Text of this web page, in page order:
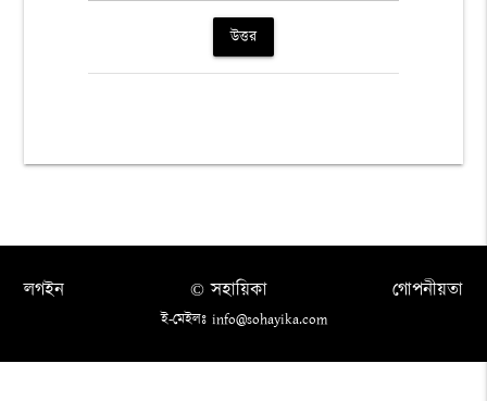
উত্তর
লগইন গোপনীয়তা
© সহায়িকা
ই-মেইলঃ info@sohayika.com